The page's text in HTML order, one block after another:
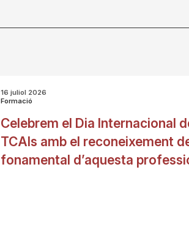
16 juliol 2026
Formació
Celebrem el Dia Internacional
TCAIs amb el reconeixement
fonamental d’aquesta